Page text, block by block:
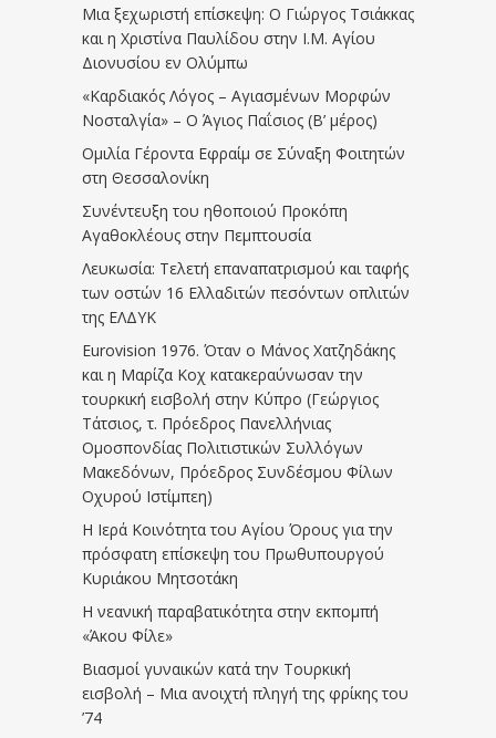
Μια ξεχωριστή επίσκεψη: Ο Γιώργος Τσιάκκας
και η Χριστίνα Παυλίδου στην Ι.Μ. Αγίου
Διονυσίου εν Ολύμπω
«Καρδιακός Λόγος – Αγιασμένων Μορφών
Νοσταλγία» – Ο Άγιος Παΐσιος (Β’ μέρος)
Ομιλία Γέροντα Εφραίμ σε Σύναξη Φοιτητών
στη Θεσσαλονίκη
Συνέντευξη του ηθοποιού Προκόπη
Αγαθοκλέους στην Πεμπτουσία
Λευκωσία: Τελετή επαναπατρισμού και ταφής
των οστών 16 Ελλαδιτών πεσόντων οπλιτών
της ΕΛΔΥΚ
Eurovision 1976. Όταν ο Μάνος Χατζηδάκης
και η Μαρίζα Κοχ κατακεραύνωσαν την
τουρκική εισβολή στην Κύπρο (Γεώργιος
Τάτσιος, τ. Πρόεδρος Πανελλήνιας
Ομοσπονδίας Πολιτιστικών Συλλόγων
Μακεδόνων, Πρόεδρος Συνδέσμου Φίλων
Οχυρού Ιστίμπεη)
Η Ιερά Κοινότητα του Αγίου Όρους για την
πρόσφατη επίσκεψη του Πρωθυπουργού
Κυριάκου Μητσοτάκη
Η νεανική παραβατικότητα στην εκπομπή
«Άκου Φίλε»
Βιασμοί γυναικών κατά την Τουρκική
εισβολή – Μια ανοιχτή πληγή της φρίκης του
’74